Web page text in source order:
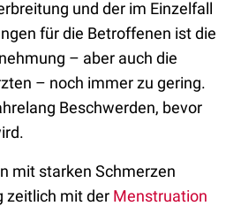
und der im Einzelfall
für die Betroffenen ist die
– aber auch die
– noch immer zu gering.
Beschwerden, bevor
mit starken Schmerzen
zeitlich mit der Menstruation